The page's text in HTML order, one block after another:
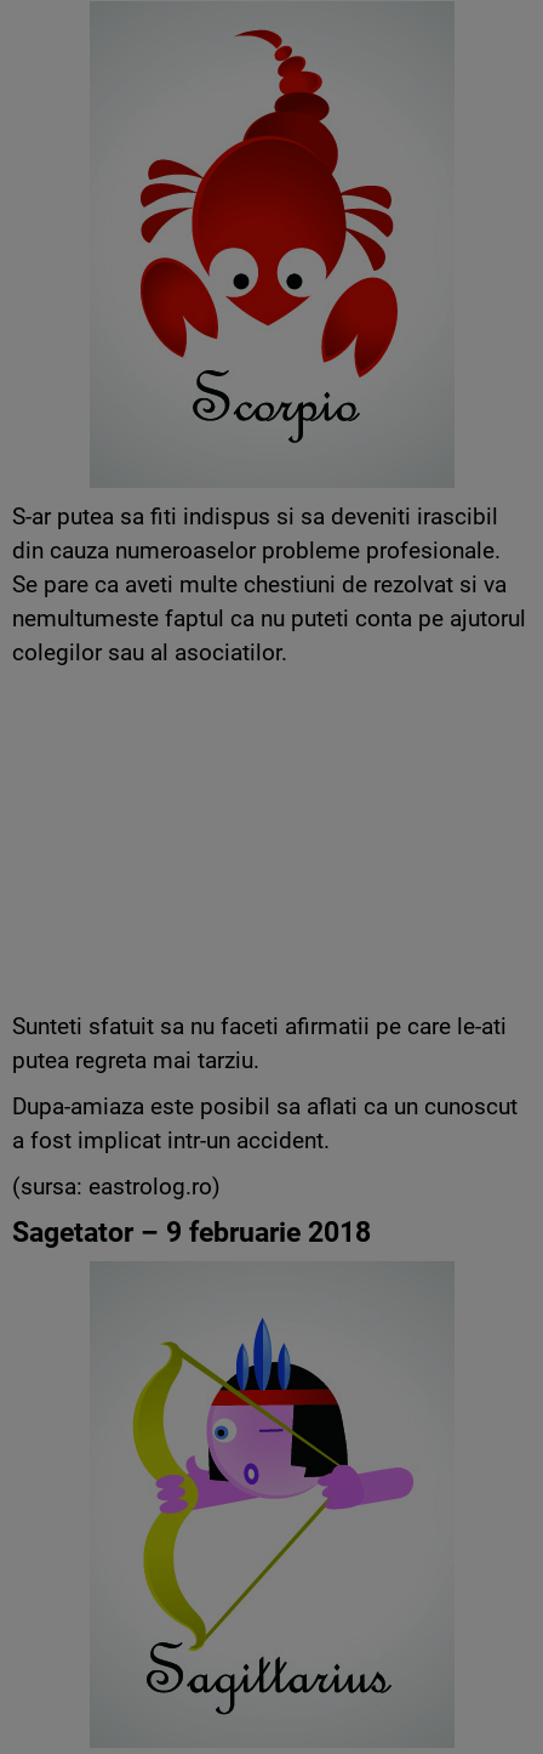
S-ar putea sa fiti indispus si sa deveniti irascibil
din cauza numeroaselor probleme profesionale.
Se pare ca aveti multe chestiuni de rezolvat si va
nemultumeste faptul ca nu puteti conta pe ajutorul
colegilor sau al asociatilor.
Sunteti sfatuit sa nu faceti afirmatii pe care le-ati
putea regreta mai tarziu.
Dupa-amiaza este posibil sa aflati ca un cunoscut
a fost implicat intr-un accident.
(sursa: eastrolog.ro)
Sagetator – 9 februarie 2018